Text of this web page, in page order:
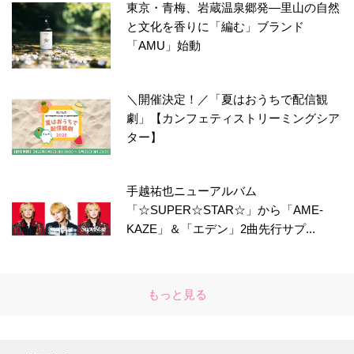
東京・青梅、岩蔵温泉郷発―里山の自然
と文化を香りに「編む」ブランド
「AMU」始動
＼開催決定！／「夏はおうちで配信観
劇」【カンフェティストリーミングシア
ター】
手越祐也ニューアルバム
「☆SUPER☆STAR☆」から「AME-
KAZE」＆「エデン」2曲先行サプ...
もっと見る